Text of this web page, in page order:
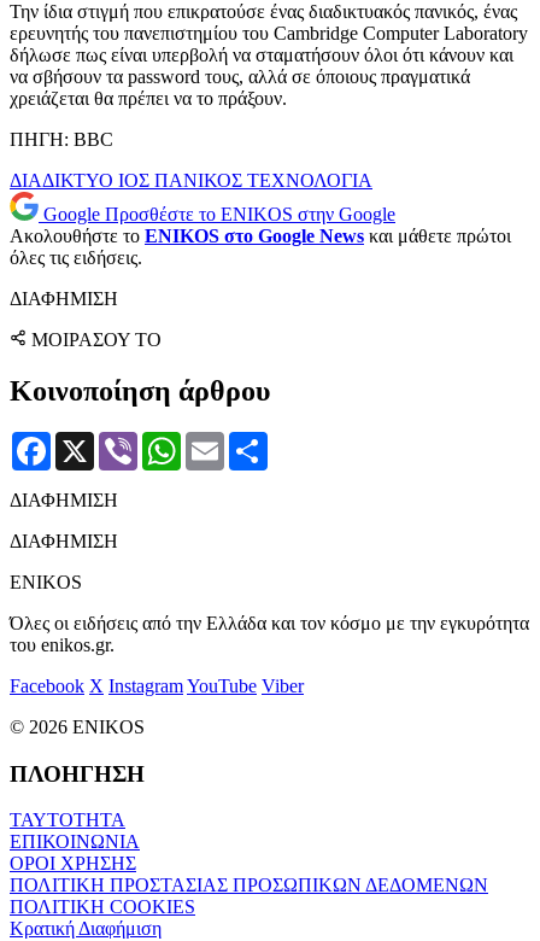
Την ίδια στιγμή που επικρατούσε ένας διαδικτυακός πανικός, ένας
ερευνητής του πανεπιστημίου του Cambridge Computer Laboratory
δήλωσε πως είναι υπερβολή να σταματήσουν όλοι ότι κάνουν και
να σβήσουν τα password τους, αλλά σε όποιους πραγματικά
χρειάζεται θα πρέπει να το πράξουν.
ΠΗΓΗ: BBC
ΔΙΑΔΙΚΤΥΟ ΙΟΣ ΠΑΝΙΚΟΣ ΤΕΧΝΟΛΟΓΙΑ
Google Προσθέστε το ENIKOS στην Google
Ακολουθήστε το ENIKOS στο Google News και μάθετε πρώτοι
όλες τις ειδήσεις.
ΔΙΑΦΗΜΙΣΗ
ΜΟΙΡΑΣΟΥ ΤΟ
Κοινοποίηση άρθρου
Facebook
X Viber WhatsApp
Email
ΔΙΑΦΗΜΙΣΗ
ΔΙΑΦΗΜΙΣΗ
ENIKOS
Όλες οι ειδήσεις από την Ελλάδα και τον κόσμο με την εγκυρότητα
του enikos.gr.
Facebook X InstagramYouTube Viber
© 2026 ENIKOS
ΠΛΟΗΓΗΣΗ
ΤΑΥΤΟΤΗΤΑ
ΕΠΙΚΟΙΝΩΝΙΑ
ΟΡΟΙ ΧΡΗΣΗΣ
ΠΟΛΙΤΙΚΗ ΠΡΟΣΤΑΣΙΑΣ ΠΡΟΣΩΠΙΚΩΝ ΔΕΔΟΜΕΝΩΝ
ΠΟΛΙΤΙΚΗ COOKIES
Κρατική Διαφήμιση